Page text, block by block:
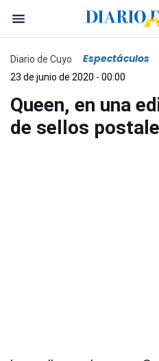
Diario de Cuyo Espectáculos
23 de junio de 2020 - 00:00
Queen, en una
de sellos